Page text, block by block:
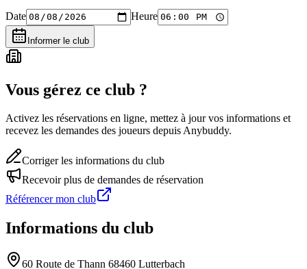
Date Heure
Informer le club
Vous gérez ce club ?
Activez les réservations en ligne, mettez à jour vos informations et
recevez les demandes des joueurs depuis Anybuddy.
Corriger les informations du club
Recevoir plus de demandes de réservation
Référencer mon club
Informations du club
60 Route de Thann 68460 Lutterbach